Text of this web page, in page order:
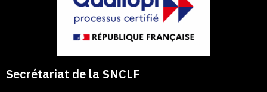
Secrétariat de la SNCLF